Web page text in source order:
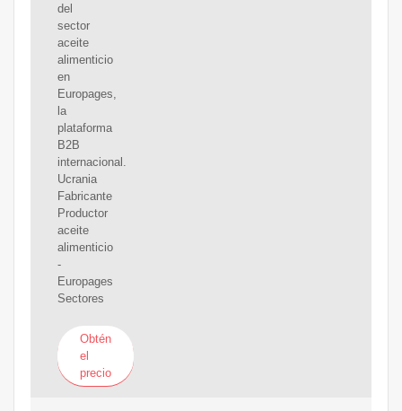
del
sector
aceite
alimenticio
en
Europages,
la
plataforma
B2B
internacional.
Ucrania
Fabricante
Productor
aceite
alimenticio
-
Europages
Sectores
Obtén
el
precio